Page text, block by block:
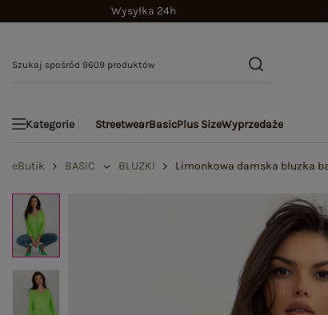
Wysyłka 24h
Kategorie StreetwearBasicPlus SizeWyprzedaże
eButik BASIC BLUZKI Limonkowa damska bluzka